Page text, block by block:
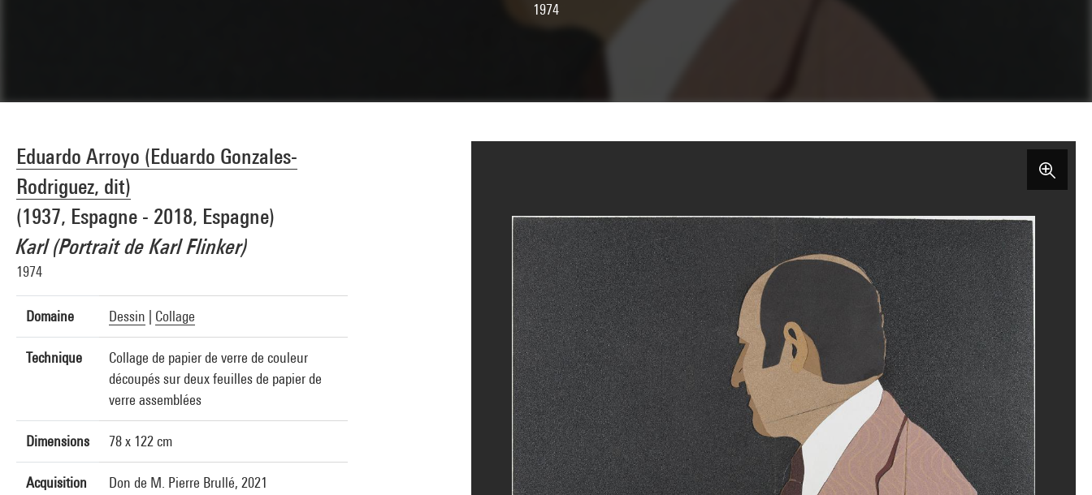
1974
Eduardo Arroyo (Eduardo Gonzales-
Rodriguez, dit)
(1937, Espagne - 2018, Espagne)
Karl (Portrait de Karl Flinker)
1974
Domaine Dessin Collage
Technique
Collage de papier de verre de couleur
découpés sur deux feuilles de papier de
verre assemblées
Dimensions 78 x 122 cm
Acquisition Don de M. Pierre Brullé, 2021